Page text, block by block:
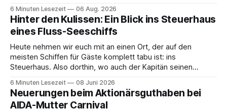
und fahren mit Thurgau Travel die Donau hinunter Richtung
Budapest. Auch
6 Minuten Lesezeit 06 Aug. 2026
Hinter den Kulissen: Ein Blick ins Steuerhaus
eines Fluss-Seeschiffs
Heute nehmen wir euch mit an einen Ort, der auf den
meisten Schiffen für Gäste komplett tabu ist: ins
Steuerhaus. Also dorthin, wo auch der Kapitän seinen
Saxonia ging es zur Mittagszeit von Mainz Richtung Koblenz
– und wir durften für ein
6 Minuten Lesezeit 08 Juni 2026
Neuerungen beim Aktionärsguthaben bei
AIDA-Mutter Carnival